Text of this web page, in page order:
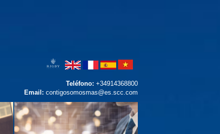
Teléfono: +34914368800
Email: contigosomosmas@es.scc.com